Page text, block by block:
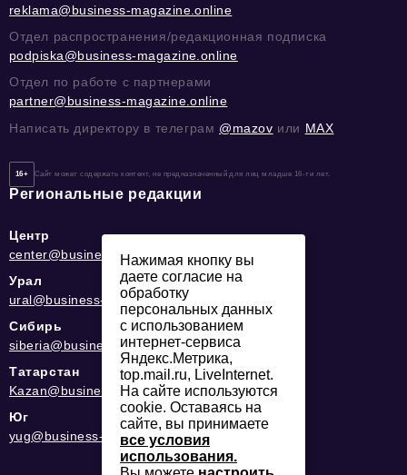
reklama@business-magazine.online
Отдел распространения/редакционная подписка
podpiska@business-magazine.online
Отдел по работе с партнерами
partner@business-magazine.online
Написать директору в телеграм @mazov или MAX
16+ Сайт может содержать контент, не предназначенный для лиц младше 16-ти лет.
Региональные редакции
Центр
center@business-magazine.online
Урал
ural@business-magazine.online
Сибирь
siberia@business-magazine.online
Татарстан
Kazan@business-magazine.online
Юг
yug@business-magazine.online
Нажимая кнопку вы
даете согласие на
обработку
персональных данных
с использованием
интернет-сервиса
Яндекс.Метрика,
top.mail.ru, LiveInternet.
На сайте используются
cookie. Оставаясь на
сайте, вы принимаете
все условия
использования.